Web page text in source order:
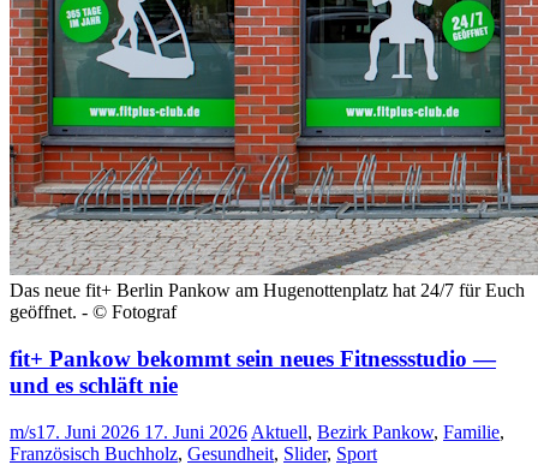
Das neue fit+ Berlin Pankow am Hugenottenplatz hat 24/7 für Euch
geöffnet. - © Fotograf
fit+ Pankow bekommt sein neues Fitnessstudio —
und es schläft nie
m/s17. Juni 2026 17. Juni 2026 Aktuell, Bezirk Pankow, Familie,
Französisch Buchholz, Gesundheit, Slider, Sport